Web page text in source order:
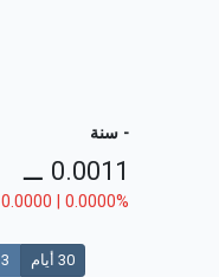
- سنة
0.0011
⚊
0.0000 | 0.0000%
30 أيام 3 شهور